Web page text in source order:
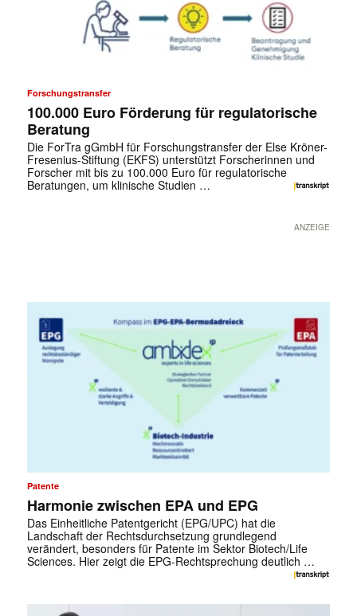
Forschungstransfer
100.000 Euro Förderung für regulatorische
Beratung
Die ForTra gGmbH für Forschungstransfer der Else Kröner-
Fresenius-Stiftung (EKFS) unterstützt Forscherinnen und
Forscher mit bis zu 100.000 Euro für regulatorische
Beratungen, um klinische Studien …
ANZEIGE
Patente
Harmonie zwischen EPA und EPG
Das Einheitliche Patentgericht (EPG/UPC) hat die
Landschaft der Rechtsdurchsetzung grundlegend
verändert, besonders für Patente im Sektor Biotech/Life
Sciences. Hier zeigt die EPG-Rechtsprechung deutlich …